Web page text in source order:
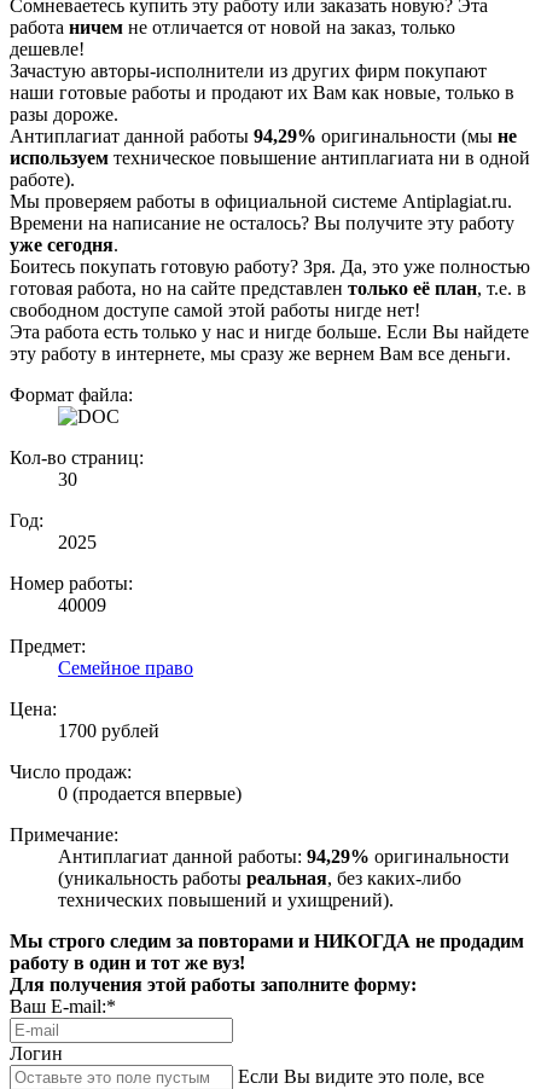
Сомневаетесь купить эту работу или заказать новую? Эта
работа ничем не отличается от новой на заказ, только
дешевле!
Зачастую авторы-исполнители из других фирм покупают
наши готовые работы и продают их Вам как новые, только в
разы дороже.
Антиплагиат данной работы 94,29% оригинальности (мы не
используем техническое повышение антиплагиата ни в одной
работе).
Мы проверяем работы в официальной системе Аntiplagiat.ru.
Времени на написание не осталось? Вы получите эту работу
уже сегодня.
Боитесь покупать готовую работу? Зря. Да, это уже полностью
готовая работа, но на сайте представлен только её план, т.е. в
свободном доступе самой этой работы нигде нет!
Эта работа есть только у нас и нигде больше. Если Вы найдете
эту работу в интернете, мы сразу же вернем Вам все деньги.
Формат файла:
Кол-во страниц:
30
Год:
2025
Номер работы:
40009
Предмет:
Семейное право
Цена:
1700 рублей
Число продаж:
0 (продается впервые)
Примечание:
Антиплагиат данной работы: 94,29% оригинальности
(уникальность работы реальная, без каких-либо
технических повышений и ухищрений).
Мы строго следим за повторами и НИКОГДА не продадим
работу в один и тот же вуз!
Для получения этой работы заполните форму:
Ваш E-mail:*
Логин
Если Вы видите это поле, все